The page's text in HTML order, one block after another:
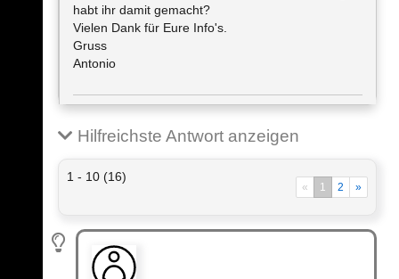
habt ihr damit gemacht?
Vielen Dank für Eure Info's.
Gruss
Antonio
Hilfreichste Antwort anzeigen
1 - 10 (16)
« 1 2 »